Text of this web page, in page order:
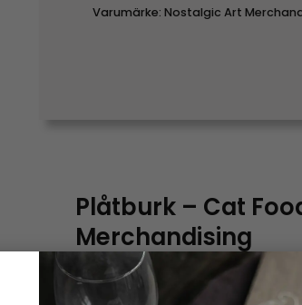
Varumärke: Nostalgic Art
Plåtburk – Cat
Merchandising
I många år har Nostalgic Art
producerat för mycket